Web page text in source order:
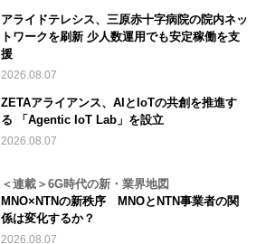
アライドテレシス、三原赤十字病院の院内ネッ
トワークを刷新 少人数運用でも安定稼働を支
援
2026.08.07
ZETAアライアンス、AIとIoTの共創を推進す
る 「Agentic IoT Lab」を設立
2026.08.07
＜連載＞6G時代の新・業界地図
MNO×NTNの新秩序 MNOとNTN事業者の関
係は変化するか？
2026.08.07